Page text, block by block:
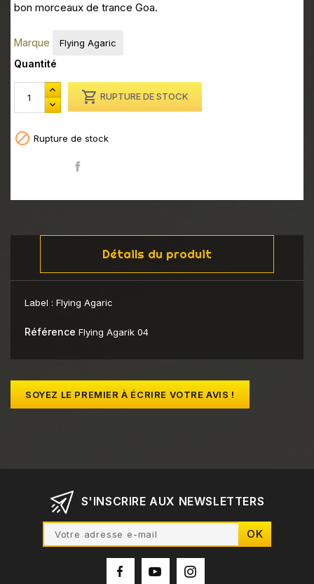
bon morceaux de trance Goa.
Marque Flying Agaric
Quantité
 RUPTURE DE STOCK
 Rupture de stock
Détails du produit
Label : Flying Agaric
Référence Flying Agarik 04
SOYEZ LE PREMIER À ÉCRIRE VOTRE AVIS !
S'INSCRIRE AUX NEWSLETTERS